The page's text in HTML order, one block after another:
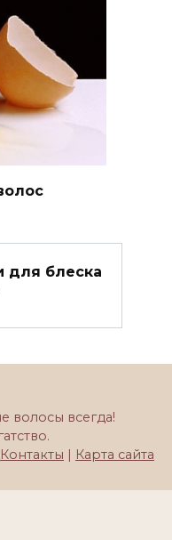
для блеска
волосы всегда!
Контакты | Карта сайта